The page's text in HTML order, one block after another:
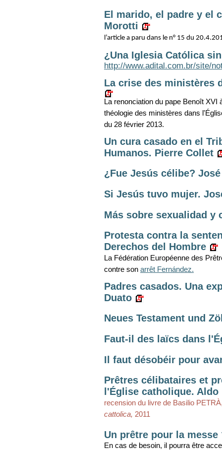
El marido, el padre y el
Morotti
l’article a paru dans le n° 15 du
¿Una Iglesia Católica
http://www.adital.com.br/site/
La crise des ministères
La renonciation du pape Benoît
théologie des ministères dans
du 28 février 2013.
Un cura casado en el
Humanos. Pierre Collet
¿Fue Jesús célibe?
Si Jesús tuvo mujer.
Más sobre sexualidad y
Protesta contra la
Derechos del Hombre
La Fédération Européenne des
contre son arrêt Fernández.
Padres casados. Una
Duato
Neues Testament und
Faut-il des laïcs dans
Il faut désobéir pour
Prêtres célibataires et
l'Église catholique. Aldo
recension du livre de Basilio
cattolica, 2011
Un prêtre pour la messe
En cas de besoin, il pourra être